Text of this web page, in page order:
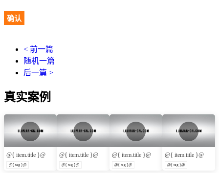
确认
< 前一篇
随机一篇
后一篇 >
真实案例
@{ item.title }@
@{ tag }@
@{ item.title }@
@{ tag }@
@{ item.title }@
@{ tag }@
@{ item.title }@
@{ tag }@